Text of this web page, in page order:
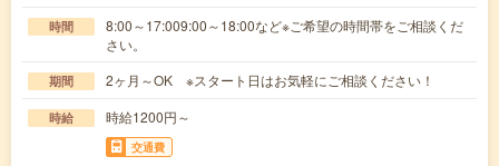
時間
8:00～17:009:00～18:00など※ご希望の時間帯をご相談くだ
さい。
期間 2ヶ月～OK ※スタート日はお気軽にご相談ください！
時給 時給1200円～
交通費